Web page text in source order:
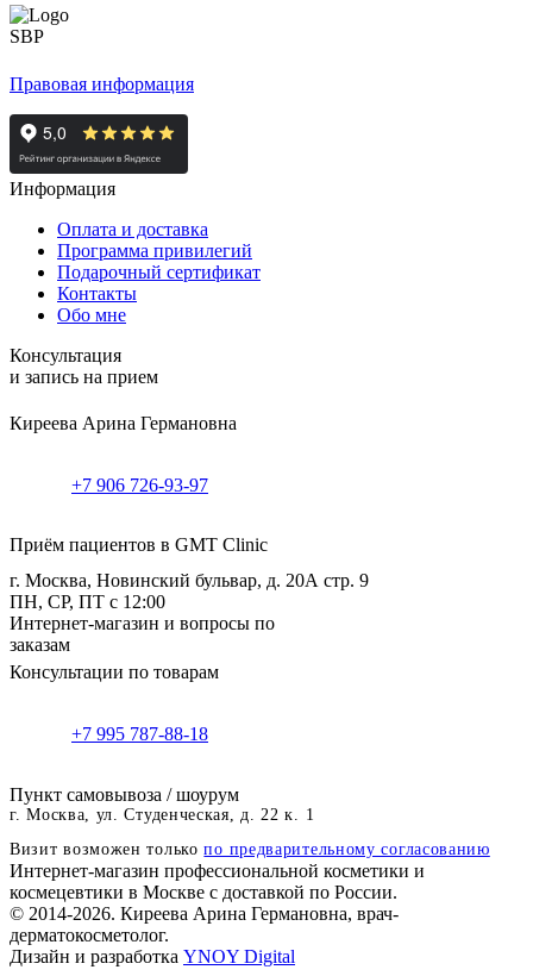
Правовая информация
Информация
Оплата и доставка
Программа привилегий
Подарочный сертификат
Контакты
Обо мне
Консультация
и запись на прием
Киреева Арина Германовна
+7 906 726-93-97
Приём пациентов в GMT Clinic
г. Москва, Новинский бульвар, д. 20А стр. 9
ПН, СР, ПТ с 12:00
Интернет-магазин и вопросы по
заказам
Консультации по товарам
+7 995 787-88-18
Пункт самовывоза / шоурум
г. Москва, ул. Студенческая, д. 22 к. 1
Визит возможен толькопо предварительному согласованию
Интернет-магазин профессиональной косметики и
космецевтики в Москве с доставкой по России.
© 2014-2026. Киреева Арина Германовна, врач-
дерматокосметолог.
Дизайн и разработка YNOY Digital